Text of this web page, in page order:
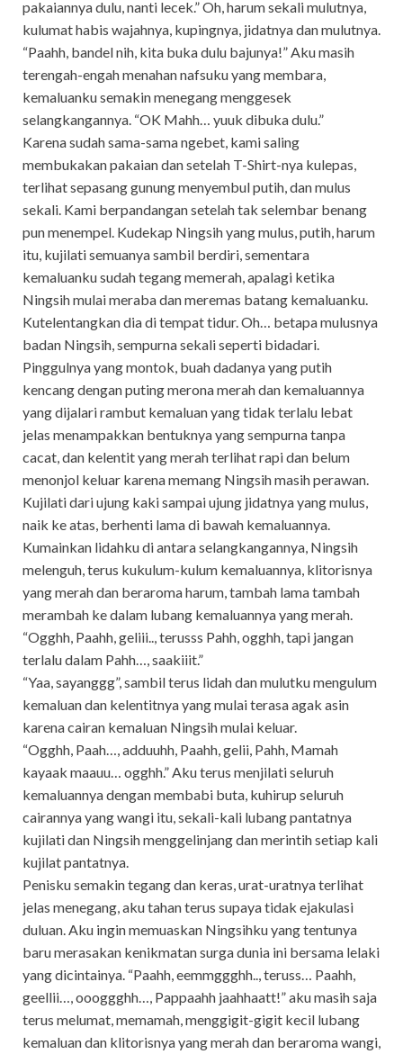
pakaiannya dulu, nanti lecek.” Oh, harum sekali mulutnya,
kulumat habis wajahnya, kupingnya, jidatnya dan mulutnya.
“Paahh, bandel nih, kita buka dulu bajunya!” Aku masih
terengah-engah menahan nafsuku yang membara,
kemaluanku semakin menegang menggesek
selangkangannya. “OK Mahh… yuuk dibuka dulu.”
Karena sudah sama-sama ngebet, kami saling
membukakan pakaian dan setelah T-Shirt-nya kulepas,
terlihat sepasang gunung menyembul putih, dan mulus
sekali. Kami berpandangan setelah tak selembar benang
pun menempel. Kudekap Ningsih yang mulus, putih, harum
itu, kujilati semuanya sambil berdiri, sementara
kemaluanku sudah tegang memerah, apalagi ketika
Ningsih mulai meraba dan meremas batang kemaluanku.
Kutelentangkan dia di tempat tidur. Oh… betapa mulusnya
badan Ningsih, sempurna sekali seperti bidadari.
Pinggulnya yang montok, buah dadanya yang putih
kencang dengan puting merona merah dan kemaluannya
yang dijalari rambut kemaluan yang tidak terlalu lebat
jelas menampakkan bentuknya yang sempurna tanpa
cacat, dan kelentit yang merah terlihat rapi dan belum
menonjol keluar karena memang Ningsih masih perawan.
Kujilati dari ujung kaki sampai ujung jidatnya yang mulus,
naik ke atas, berhenti lama di bawah kemaluannya.
Kumainkan lidahku di antara selangkangannya, Ningsih
melenguh, terus kukulum-kulum kemaluannya, klitorisnya
yang merah dan beraroma harum, tambah lama tambah
merambah ke dalam lubang kemaluannya yang merah.
“Ogghh, Paahh, geliii.., terusss Pahh, ogghh, tapi jangan
terlalu dalam Pahh…, saakiiit.”
“Yaa, sayanggg”, sambil terus lidah dan mulutku mengulum
kemaluan dan kelentitnya yang mulai terasa agak asin
karena cairan kemaluan Ningsih mulai keluar.
“Ogghh, Paah…, adduuhh, Paahh, gelii, Pahh, Mamah
kayaak maauu… ogghh.” Aku terus menjilati seluruh
kemaluannya dengan membabi buta, kuhirup seluruh
cairannya yang wangi itu, sekali-kali lubang pantatnya
kujilati dan Ningsih menggelinjang dan merintih setiap kali
kujilat pantatnya.
Penisku semakin tegang dan keras, urat-uratnya terlihat
jelas menegang, aku tahan terus supaya tidak ejakulasi
duluan. Aku ingin memuaskan Ningsihku yang tentunya
baru merasakan kenikmatan surga dunia ini bersama lelaki
yang dicintainya. “Paahh, eemmggghh.., teruss… Paahh,
geellii…, oooggghh…, Pappaahh jaahhaatt!” aku masih saja
terus melumat, memamah, menggigit-gigit kecil lubang
kemaluan dan klitorisnya yang merah dan beraroma wangi,